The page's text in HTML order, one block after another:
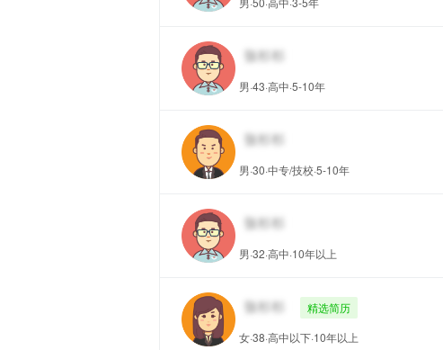
男·43·高中·5-10年
男·30·中专/技校·5-10年
男·32·高中·10年以上
精选简历
女·38·高中以下·10年以上